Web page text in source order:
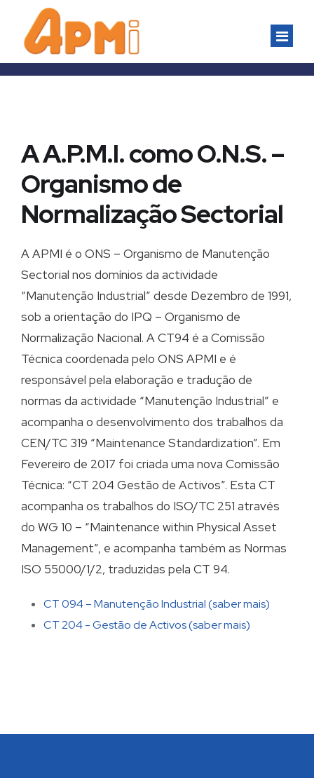
Vantagens do Associado
Os nossos associados
FORMAÇÃO
Formação Inter–empresas
Formação Intra-empresas
EVENTOS
Congressos
DIVULGAÇÃO
Notícias
Newsletter
Revista Manutenção
Bolsa de Oferta de Emprego e Estágios
Submeter Oferta de Emprego/Estágio
Biblioteca APMI
SOBRE NÓS
A APMI
Orgãos Sociais
Política da Qualidade
Contactos
A A.P.M.I. como O.N.S. –
Organismo de
Normalização Sectorial
A APMI é o ONS – Organismo de Manutenção
Sectorial nos domínios da actividade
“Manutenção Industrial” desde Dezembro de 1991,
sob a orientação do IPQ – Organismo de
Normalização Nacional. A CT94 é a Comissão
Técnica coordenada pelo ONS APMI e é
responsável pela elaboração e tradução de
normas da actividade “Manutenção Industrial” e
acompanha o desenvolvimento dos trabalhos da
CEN/TC 319 “Maintenance Standardization”. Em
Fevereiro de 2017 foi criada uma nova Comissão
Técnica: “CT 204 Gestão de Activos”. Esta CT
acompanha os trabalhos do ISO/TC 251 através
do WG 10 – “Maintenance within Physical Asset
Management”, e acompanha também as Normas
ISO 55000/1/2, traduzidas pela CT 94.
CT 094 – Manutenção Industrial (saber mais)
CT 204 - Gestão de Activos (saber mais)